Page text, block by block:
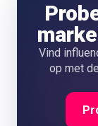
Vind
op met